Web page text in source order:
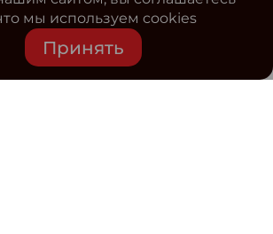
мы используем cookies
Принять